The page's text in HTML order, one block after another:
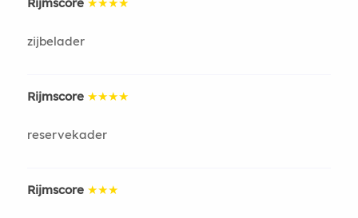
zijbelader
Rijmscore ★★★★
reservekader
Rijmscore ★★★